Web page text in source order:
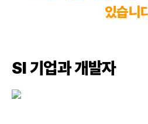
있습니
SI 기업과개발자